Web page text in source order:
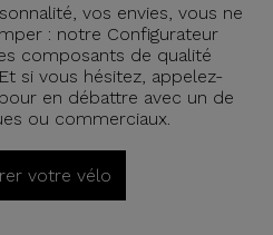
vos envies, vous ne
: notre Configurateur
composants de qualité
si vous hésitez, appelez-
en débattre avec un de
ou commerciaux.
votre vélo